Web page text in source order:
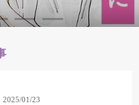
2025/01/23